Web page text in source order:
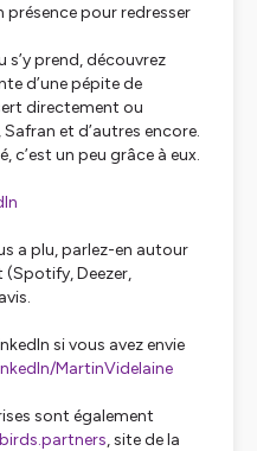
présence pour redresser
prend, découvrez
d’une pépite de
directement ou
et d’autres encore.
c’est un peu grâce à eux.
a plu, parlez-en autour
(Spotify, Deezer,
si vous avez envie
MartinVidelaine
sont également
, site de la